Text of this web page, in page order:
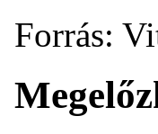
Forrás: